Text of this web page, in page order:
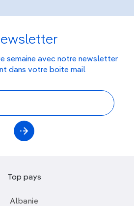
semaine avec notre newsletter
dans votre boite mail
Top pays
Albanie